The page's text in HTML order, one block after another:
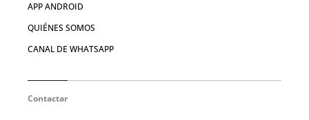
APP ANDROID
QUIÉNES SOMOS
CANAL DE WHATSAPP
Contactar